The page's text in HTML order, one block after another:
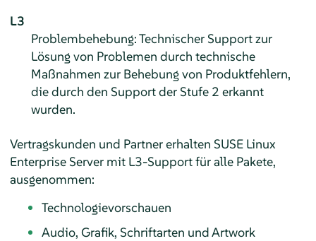
L3
Problembehebung: Technischer Support zur
Lösung von Problemen durch technische
Maßnahmen zur Behebung von Produktfehlern,
die durch den Support der Stufe 2 erkannt
wurden.
Vertragskunden und Partner erhalten SUSE Linux
Enterprise Servermit L3-Support für alle Pakete,
ausgenommen:
Technologievorschauen
Audio, Grafik, Schriftarten und Artwork